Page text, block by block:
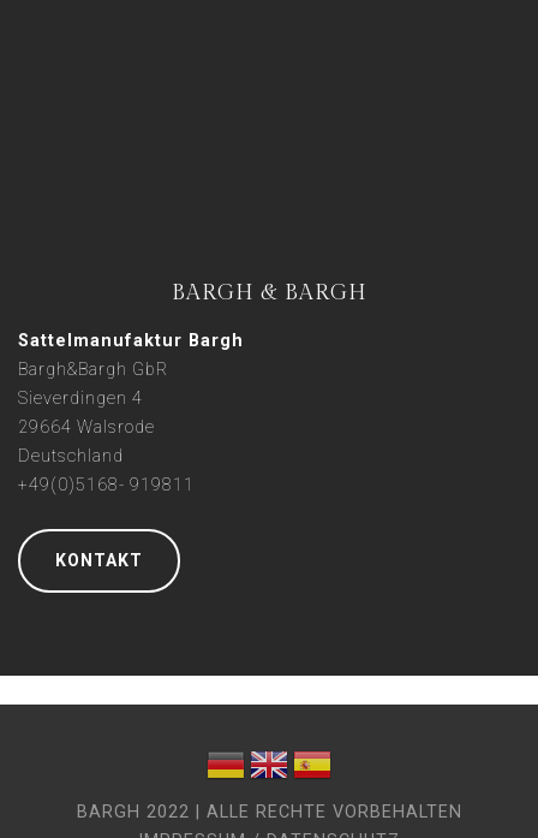
BARGH & BARGH
Sattelmanufaktur Bargh
Bargh&Bargh GbR
Sieverdingen 4
29664 Walsrode
Deutschland
+49(0)5168- 919811
KONTAKT
BARGH 2022 | ALLE RECHTE VORBEHALTEN